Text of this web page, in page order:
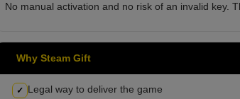
No manual activation and no risk of an invalid key.
Why Steam Gift
✓ Legal way to deliver the game